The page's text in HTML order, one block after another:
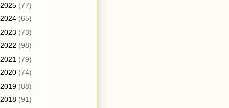
2025 (77)
2024 (65)
2023 (73)
2022 (98)
2021 (79)
2020 (74)
2019 (88)
2018 (91)